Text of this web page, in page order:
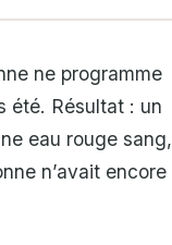
ne programme
été. Résultat : un
eau rouge sang,
n’avait encore